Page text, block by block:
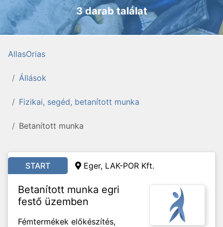
3 darab találat
AllasOrias
Állások
Fizikai, segéd, betanított munka
Betanított munka
START Eger, LAK-POR Kft.
Betanított munka egri
festő üzemben
Fémtermékek előkészítés,